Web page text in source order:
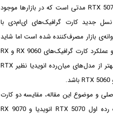
نظیر RTX 5070 مدتی است که در بازارها موجود
جدید کارت گرافیک‌های ای‌ام‌دی با
بازار مصرف‌کننده شده است اما شاید
قیمت و عملکرد کارت گرافیک‌های RX 9060 و RX
9070‌ بهتر از مدل‌های میان‌رده انویدیا نظیر RTX
و موضوع این مقاله، مقایسه دو کارت